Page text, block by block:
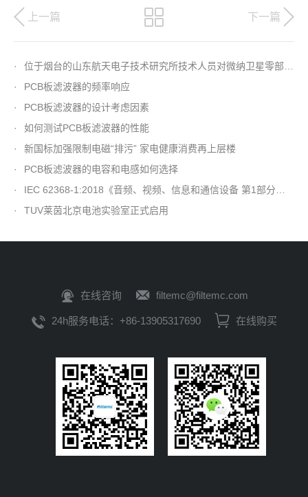
上一篇 下一篇
·
位于烟台的山东航天电子技术研究所技术人员对微纳卫星零部件进行电磁兼容测试
·
PCB板滤波器的频率响应
·
PCB板滤波器的设计考虑因素
·
如何测试PCB板滤波器的性能
·
新国标加强限制电磁“排污” 家电健康消费再上层楼
·
PCB板滤波器的电容和电感如何选择
·
IEC 62368-1:2018《音频、视频、信息和通信设备 第1部分：安全要求》第三版发布
·
TUV莱茵北京电池实验室正式启用
在线咨询 filtemc@filtemc.com
24h服务电话：+86-13905317690 在线购买